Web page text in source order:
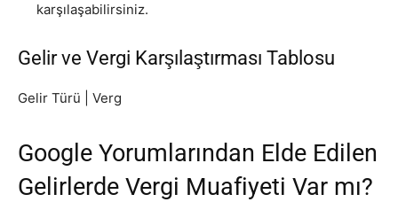
karşılaşabilirsiniz.
Gelir ve Vergi Karşılaştırması Tablosu
Gelir Türü | Verg
Google Yorumlarından Elde Edilen
Gelirlerde Vergi Muafiyeti Var mı?